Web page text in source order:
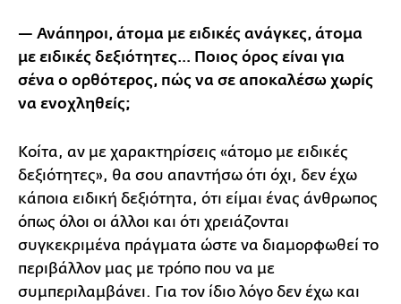
— Ανάπηροι, άτομα με ειδικές ανάγκες, άτομα
με ειδικές δεξιότητες… Ποιος όρος είναι για
σένα ο ορθότερος, πώς να σε αποκαλέσω χωρίς
να ενοχληθείς;
Κοίτα, αν με χαρακτηρίσεις «άτομο με ειδικές
δεξιότητες», θα σου απαντήσω ότι όχι, δεν έχω
κάποια ειδική δεξιότητα, ότι είμαι ένας άνθρωπος
όπως όλοι οι άλλοι και ότι χρειάζονται
συγκεκριμένα πράγματα ώστε να διαμορφωθεί το
περιβάλλον μας με τρόπο που να με
συμπεριλαμβάνει. Για τον ίδιο λόγο δεν έχω και